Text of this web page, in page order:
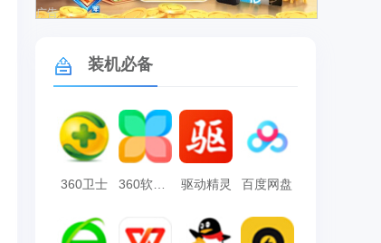
广告
装机必备
360卫士 360软件管家 驱动精灵 百度网盘